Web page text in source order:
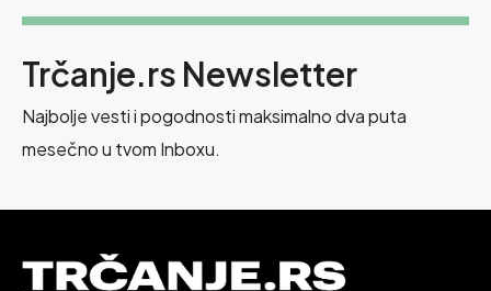
Trčanje.rs Newsletter
Najbolje vesti i pogodnosti maksimalno dva puta
mesečno u tvom Inboxu.